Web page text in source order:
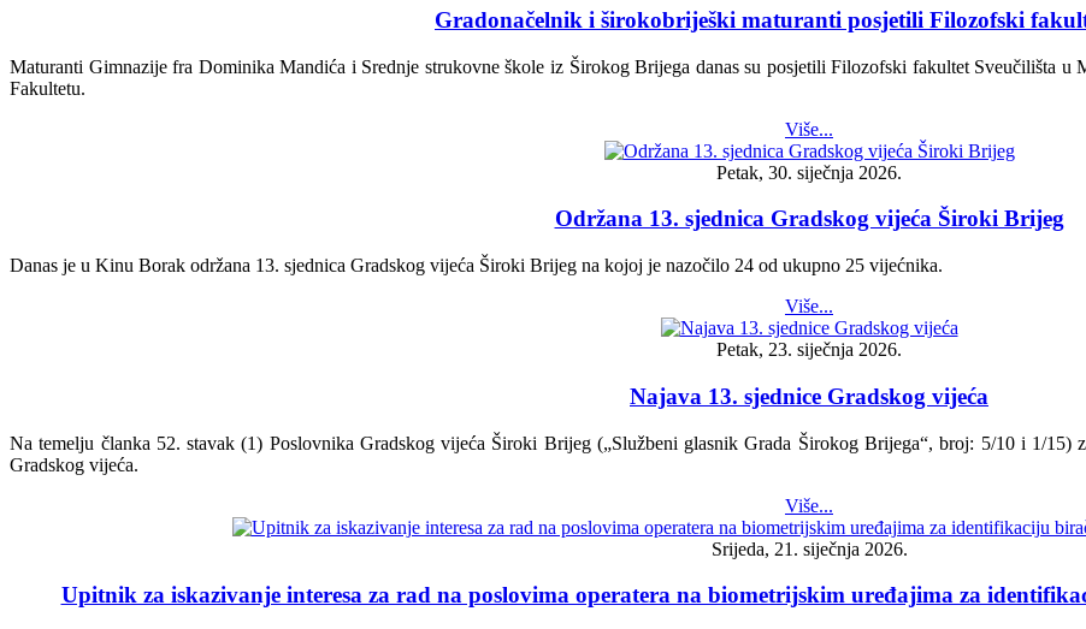
Gradonačelnik i širokobriješki maturanti posjetili Filozofski
Maturanti Gimnazije fra Dominika Mandića i Srednje strukovne škole iz Širokog Brijega danas su posjetili Filozofski fakultet Sveučilišta u
Fakultetu.
Više...
Petak, 30. siječnja 2026.
Održana 13. sjednica Gradskog vijeća Široki Brijeg
Danas je u Kinu Borak održana 13. sjednica Gradskog vijeća Široki Brijeg na kojoj je nazočilo 24 od ukupno 25 vijećnika.
Više...
Petak, 23. siječnja 2026.
Najava 13. sjednice Gradskog vijeća
Na temelju članka 52. stavak (1) Poslovnika Gradskog vijeća Široki Brijeg („Službeni glasnik Grada Širokog Brijega“, broj: 5/10 i 1/15)
Gradskog vijeća.
Više...
Srijeda, 21. siječnja 2026.
Upitnik za iskazivanje interesa za rad na poslovima operatera na biometrijskim uređajima za